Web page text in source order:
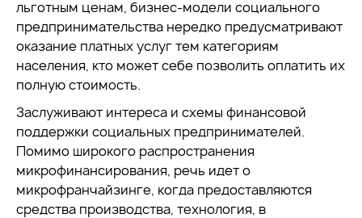
льготным ценам, бизнес-модели социального
предпринимательства нередко предусматривают
оказание платных услуг тем категориям
населения, кто может себе позволить оплатить их
полную стоимость.
Заслуживают интереса и схемы финансовой
поддержки социальных предпринимателей.
Помимо широкого распространения
микрофинансирования, речь идет о
микрофранчайзинге, когда предоставляются
средства производства, технология, в